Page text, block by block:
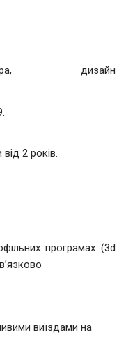
дизайн
2 років.
програмах (3d
виїздами на